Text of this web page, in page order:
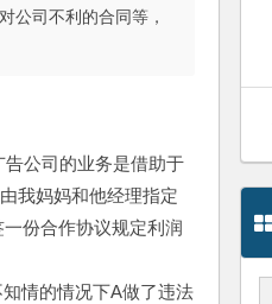
公司不利的合同等，
公司的业务是借助于
我妈妈和他经理指定
份合作协议规定利润
情的情况下A做了违法